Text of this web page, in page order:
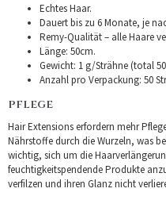
Echtes Haar.
Dauert bis zu 6 Monate, je
Remy-Qualität – alle Haare
Länge: 50cm.
Gewicht: 1 g/Strähne (total
Anzahl pro Verpackung: 50
PFLEGE
Hair Extensions erfordern mehr
Nährstoffe durch die Wurzeln, was
wichtig, sich um die
feuchtigkeitspendende Produkte
verfilzen und ihren Glanz nicht